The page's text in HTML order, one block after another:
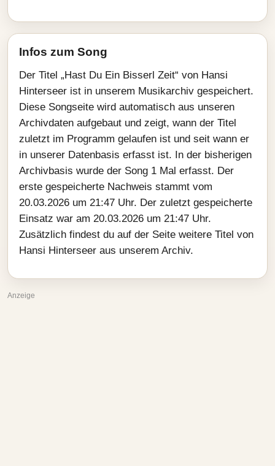
Infos zum Song
Der Titel „Hast Du Ein Bisserl Zeit“ von Hansi
Hinterseer ist in unserem Musikarchiv gespeichert.
Diese Songseite wird automatisch aus unseren
Archivdaten aufgebaut und zeigt, wann der Titel
zuletzt im Programm gelaufen ist und seit wann er
in unserer Datenbasis erfasst ist. In der bisherigen
Archivbasis wurde der Song 1 Mal erfasst. Der
erste gespeicherte Nachweis stammt vom
20.03.2026 um 21:47 Uhr. Der zuletzt gespeicherte
Einsatz war am 20.03.2026 um 21:47 Uhr.
Zusätzlich findest du auf der Seite weitere Titel von
Hansi Hinterseer aus unserem Archiv.
Anzeige